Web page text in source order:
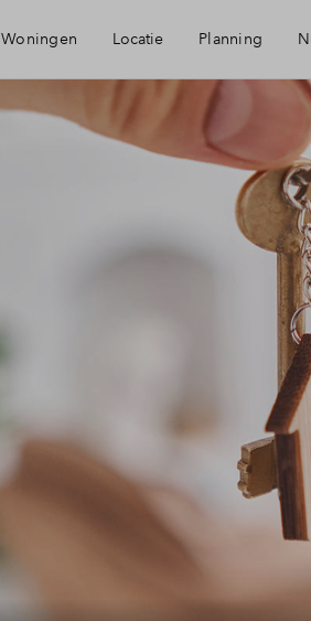
Woningen Locatie
Bereikbaarheid
Planning